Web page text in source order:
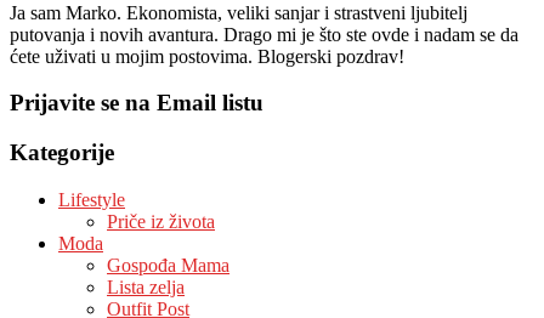
Ja sam Marko. Ekonomista, veliki sanjar i strastveni ljubitelj
putovanja i novih avantura. Drago mi je što ste ovde i nadam se da
ćete uživati u mojim postovima. Blogerski pozdrav!
Prijavite se na Email listu
Kategorije
Lifestyle
Priče iz života
Moda
Gospođa Mama
Lista zelja
Outfit Post